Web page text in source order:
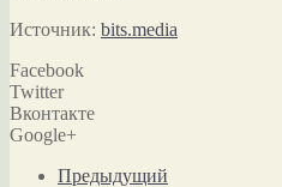
Источник: bits.media
Facebook
Twitter
Вконтакте
Google+
Предыдущий